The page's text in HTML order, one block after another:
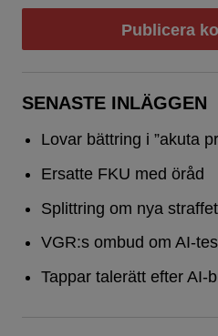
SENASTE INLÄGGEN
Lovar bättring i ”akuta
Ersatte FKU med öråd
Splittring om nya straffet
VGR:s ombud om AI-
Tappar talerätt efter AI-